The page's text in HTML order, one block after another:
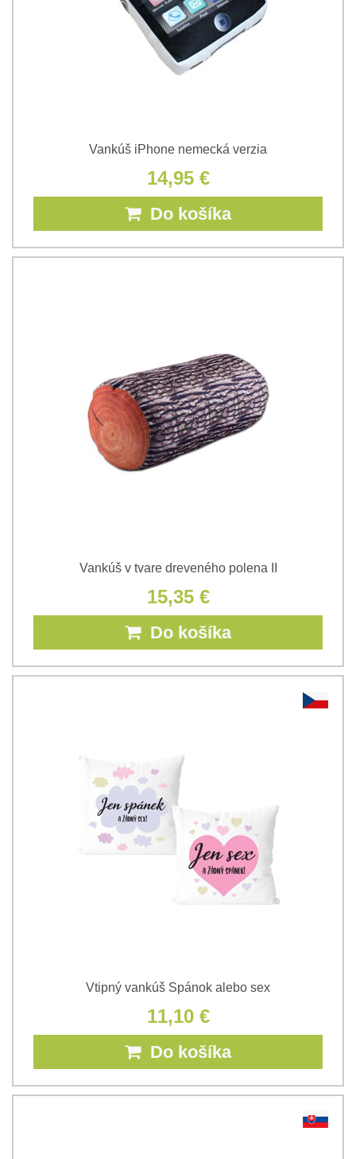
Vankúš iPhone nemecká verzia
14,95 €
Do košíka
Vankúš v tvare dreveného polena II
15,35 €
Do košíka
Vtipný vankúš Spánok alebo sex
11,10 €
Do košíka